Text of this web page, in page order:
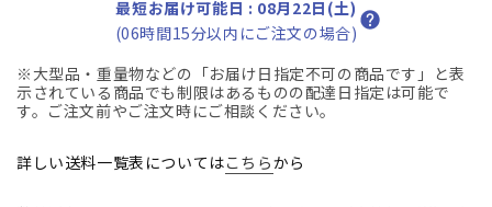
対
応
サ
ッ
対
応
サ
最短お届け可能日 : 08月22日(土)
(06時間15分以内にご注文の場合)
※大型品・重量物などの「お届け日指定不可の商品です」と表
示されている商品でも制限はあるものの配達日指定は可能で
す。ご注文前やご注文時にご相談ください。
詳しい送料一覧表についてはこちらから